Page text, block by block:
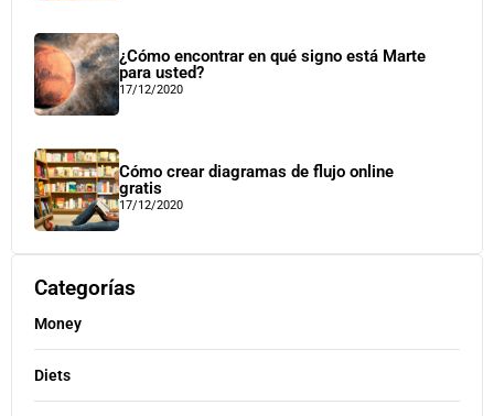
¿Cómo encontrar en qué signo está Marte
para usted?
17/12/2020
Cómo crear diagramas de flujo online
gratis
17/12/2020
Categorías
Money
Diets